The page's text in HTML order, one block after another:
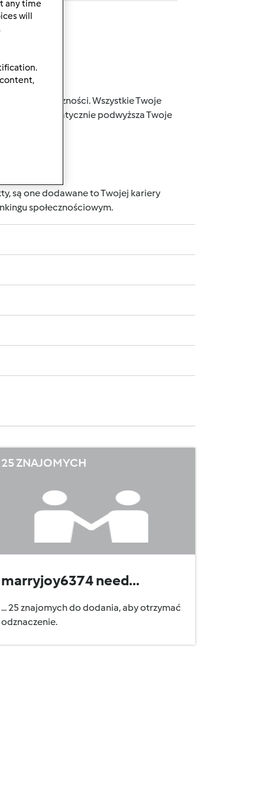
społeczności. Wszystkie Twoje
automatycznie podwyższa Twoje
są one dodawane to Twojej kariery
społecznościowym.
25 ZNAJOMYCH
marryjoy6374 need...
... 25 znajomych do dodania, aby otrzymać
odznaczenie.
any time
will